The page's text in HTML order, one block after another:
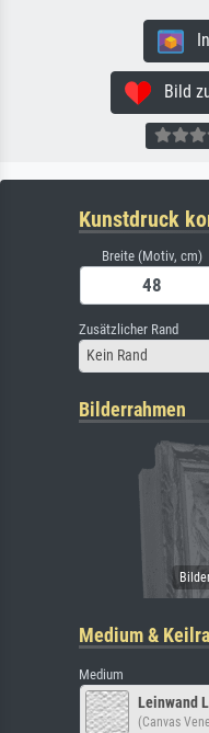
Bild zu
Kunstdruck
Breite (Motiv, cm)
Zusätzlicher Rand
Kein Rand
Bilderrahmen
Medium &
Medium
Leinwand
(Canvas